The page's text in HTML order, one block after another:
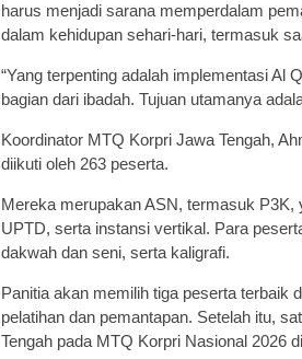
harus menjadi sarana memperdalam
dalam kehidupan sehari-hari, termasuk
“Yang terpenting adalah implementasi Al
bagian dari ibadah. Tujuan utamanya
Koordinator MTQ Korpri Jawa Tengah,
diikuti oleh 263 peserta.
Mereka merupakan ASN, termasuk P3K,
UPTD, serta instansi vertikal. Para
dakwah dan seni, serta kaligrafi.
Panitia akan memilih tiga peserta terbaik
pelatihan dan pemantapan. Setelah itu,
Tengah pada MTQ Korpri Nasional 2026